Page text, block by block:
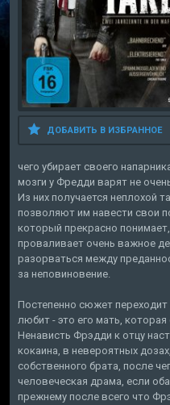
ДОБАВИТЬ В ИЗБРАННОЕ
чего убирает своего
мозги у Фредди варят не
Из них получается неплохой
позволяют им навести свои
который прекрасно
проваливает очень важное
разорваться между
за неповиновение.
Постепенно сюжет
любит - это его мать,
Ненависть Фрэдди к отцу
кокаина, в невероятных
собственного брата, после
человеческая драма, если
прежнему после всего что